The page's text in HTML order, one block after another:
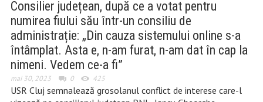
Consilier județean, după ce a votat pentru
numirea fiului său într-un consiliu de
administrație: „Din cauza sistemului online s-a
întâmplat. Asta e, n-am furat, n-am dat în cap la
nimeni. Vedem ce-a fi”
mai 30, 2023 0 425
USR Cluj semnalează grosolanul conflict de interese care-l